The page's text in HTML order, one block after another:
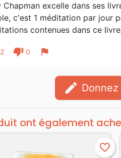
Chapman excelle dans ses
c'est 1 méditation par jour
contenues dans ce
2 thumb_down 0 flag
edit
ont également
favorite_border